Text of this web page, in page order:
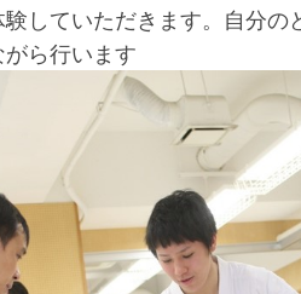
していただきます。自分の
ら行います